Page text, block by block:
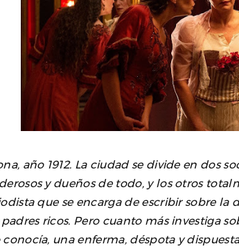
año 1912. La ciudad se divide en dos
y dueños de todo, y los otros
que se encarga de escribir sobre la
ricos. Pero cuanto más investiga
conocía, una enferma, déspota y